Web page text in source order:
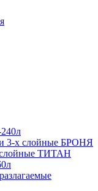
3-х слойные БРОНЯ
ТИТАН